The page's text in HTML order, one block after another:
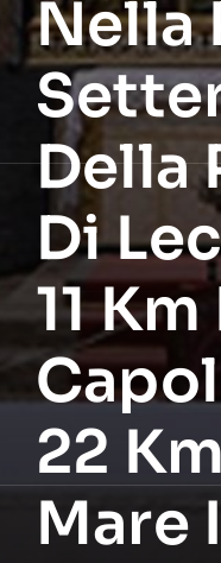
Nella
Della
Di
11
22
Mare